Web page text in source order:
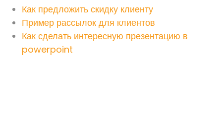
Как предложить скидку клиенту
Пример рассылок для клиентов
Как сделать интересную презентацию в
powerpoint